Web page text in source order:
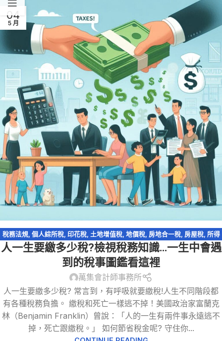
04
5 月
稅務法規, 個人綜所稅, 印花稅, 土地增值稅, 地價稅, 房地合一稅, 房屋稅, 所得
稅, 扣繳,營利事業所得稅 ,營業稅,統一發票,證交稅 ,證券交易稅,財產交易損
益,輕鬆節稅,遺產及贈與稅
人一生要繳多少稅?檢視稅務知識…一生中會遇
到的稅事圖鑑看這裡
萬集會計師事務所
人一生要繳多少稅? 常言到，有呼吸就要繳稅!人生不同階段都
有各種稅務負擔。 繳稅和死亡一樣逃不掉！美國政治家富蘭克
林（Benjamin Franklin）曾說：「人的一生有兩件事永遠逃不
掉，死亡跟繳稅。」 如何節省稅金呢? 守住你...